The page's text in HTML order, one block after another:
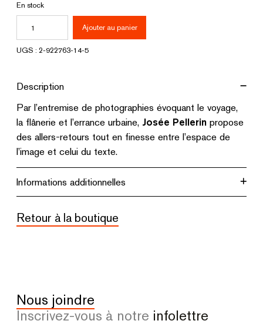
En stock
quantité
de
y
avait
le
monde
autour
de
moi
Ajouter au panier
UGS : 2-922763-14-5
Description
Par l’entremise de photographies évoquant le voyage,
la flânerie et l’errance urbaine, Josée Pellerin propose
des allers-retours tout en finesse entre l’espace de
l’image et celui du texte.
Informations additionnelles
Retour à la boutique
Nous joindre
Inscrivez-vous à notre infolettre